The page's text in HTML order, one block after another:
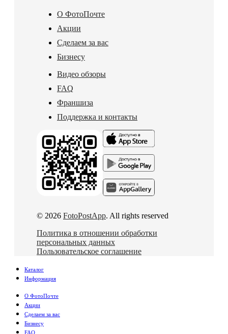
О ФотоПочте
Акции
Сделаем за вас
Бизнесу
Видео обзоры
FAQ
Франшиза
Поддержка и контакты
© 2026 FotoPostApp. All rights reserved
Политика в отношении обработки
персональных данных
Пользовательское соглашение
Каталог
Информация
О ФотоПочте
Акции
Сделаем за вас
Бизнесу
FAQ